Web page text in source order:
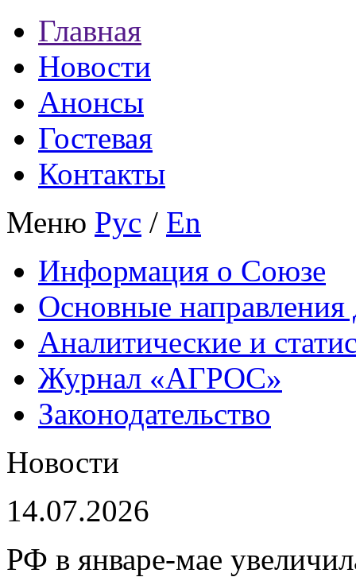
Главная
Новости
Анонсы
Гостевая
Контакты
Меню Рус / En
Информация о Союзе
Основные направления
Аналитические и
Журнал «АГРОС»
Законодательство
Новости
14.07.2026
РФ в январе-мае